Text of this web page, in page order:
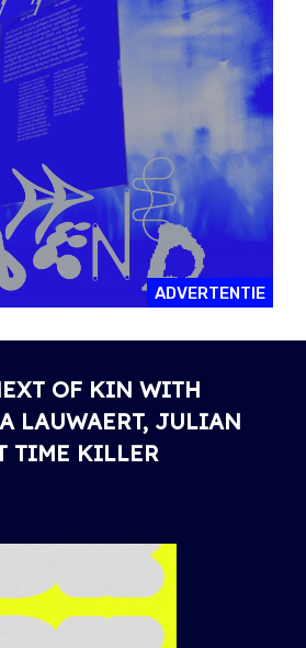
ADVERTENTIE
OF KIN WITH
LAUWAERT, JULIAN
TIME KILLER